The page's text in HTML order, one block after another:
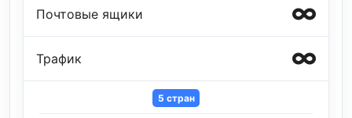
Почтовые ящики
Трафик
5 стран